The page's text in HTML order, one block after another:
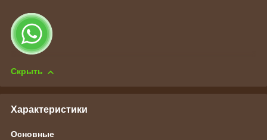
Скрыть
Характеристики
Основные